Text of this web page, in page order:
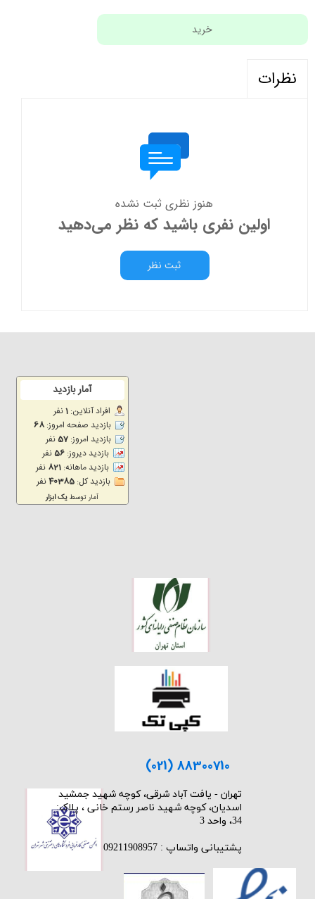
خرید
نظرات
هنوز نظری ثبت نشده
اولین نفری باشید که نظر می‌دهید
ثبت نظر
(021) 88300710
​تهران - یافت آباد شرقی، کوچه شهید جمشید
اسدیان، کوچه شهید ناصر رستم خانی ، پلاک:
34، واحد 3
پشتیبانی واتساپ : 09211908957